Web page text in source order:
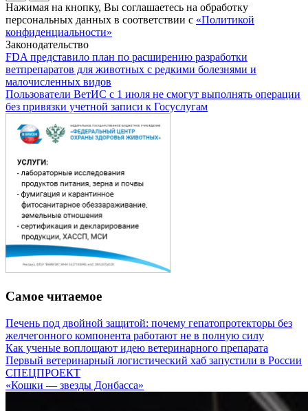
Нажимая на кнопку, Вы соглашаетесь на обработку
персональных данных в соответствии с «Политикой
конфиденциальности»
Законодательство
FDA представило план по расширению разработки
ветпрепаратов для животных с редкими болезнями и
малочисленных видов
Пользователи ВетИС с 1 июля не смогут выполнять операции
без привязки учетной записи к Госуслугам
Самое читаемое
Печень под двойной защитой: почему гепатопротекторы без
желчегонного компонента работают не в полную силу
Как ученые воплощают идею ветеринарного препарата
Первый ветеринарный логистический хаб запустили в России
СПЕЦПРОЕКТ
«Кошки — звезды Донбасса»